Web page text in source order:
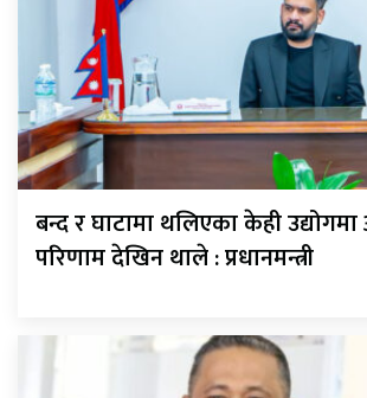
बन्द र घाटामा थलिएका केही
परिणाम देखिन थाले : प्रधानमन्त्री